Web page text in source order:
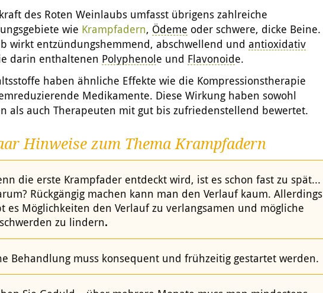
des Roten Weinlaubs umfasst übrigens zahlreiche
wie Krampfadern, Ödeme oder schwere, dicke Beine.
wirkt entzündungshemmend, abschwellend und antioxidativ
darin enthaltenen Polyphenole und Flavonoide.
haben ähnliche Effekte wie die Kompressionstherapie
Medikamente. Diese Wirkung haben sowohl
als auch Therapeuten mit gut bis zufriedenstellend bewertet.
Hinweise zum Thema Krampfadern
die erste Krampfader entdeckt wird, ist es schon fast zu spät...
Rückgängig machen kann man den Verlauf kaum. Allerdings
es Möglichkeiten den Verlauf zu verlangsamen und mögliche
zu lindern.
Behandlung muss konsequent und frühzeitig gestartet werden.